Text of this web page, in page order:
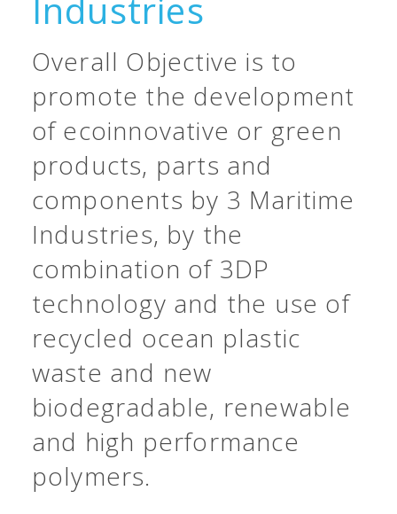
Industries
Overall Objective is to
promote the development
of ecoinnovative or green
products, parts and
components by 3 Maritime
Industries, by the
combination of 3DP
technology and the use of
recycled ocean plastic
waste and new
biodegradable, renewable
and high performance
polymers.